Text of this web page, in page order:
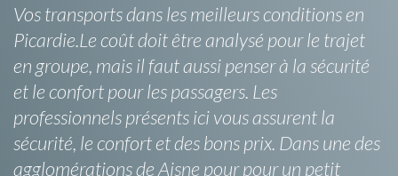
Vos transports dans les meilleurs conditions en
Picardie.Le coût doit être analysé pour le trajet
en groupe, mais il faut aussi penser à la sécurité
et le confort pour les passagers. Les
professionnels présents ici vous assurent la
sécurité, le confort et des bons prix. Dans une des
agglomérations de Aisne pour pour un petit